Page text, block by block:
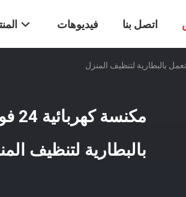
فيديوهات اتصل بنا
بالبطارية لتنظيف